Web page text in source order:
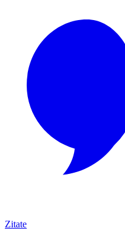
Zitate